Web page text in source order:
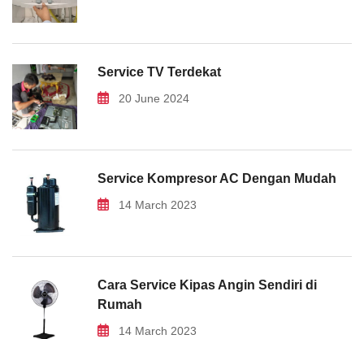
Service TV Terdekat
20 June 2024
Service Kompresor AC Dengan Mudah
14 March 2023
Cara Service Kipas Angin Sendiri di
Rumah
14 March 2023